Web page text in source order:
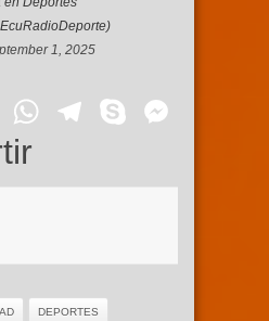
1, 2025
EmailWhatsApp
Telegram
Skype
DEPORTES